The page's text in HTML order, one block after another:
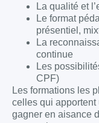
La qualité et
Le format
présentiel,
La
continue
Les
CPF)
Les formations les
celles qui apportent
gagner en aisance